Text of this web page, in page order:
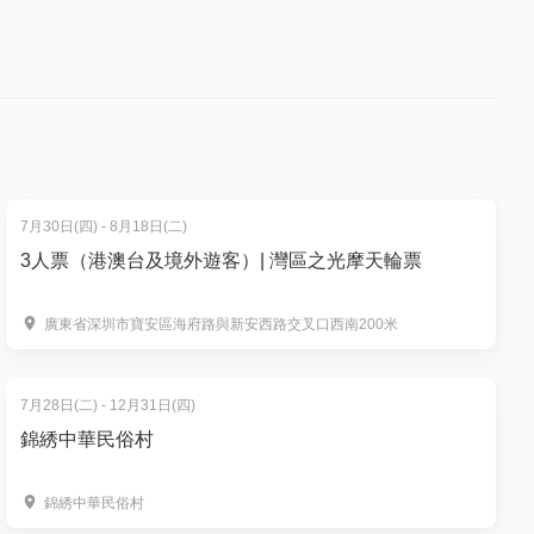
7月30日(四) - 8月18日(二)
3人票（港澳台及境外遊客）| 灣區之光摩天輪票
廣東省深圳市寶安區海府路與新安西路交叉口西南200米
7月28日(二) - 12月31日(四)
錦綉中華民俗村
錦綉中華民俗村